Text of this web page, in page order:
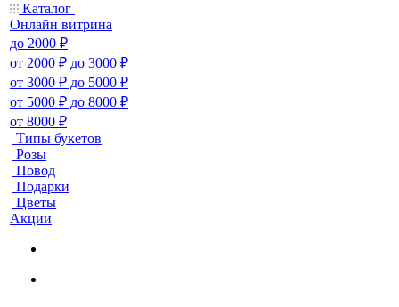
Каталог
Онлайн витрина
до 2000 ₽
от 2000 ₽ до 3000 ₽
от 3000 ₽ до 5000 ₽
от 5000 ₽ до 8000 ₽
от 8000 ₽
Типы букетов
Розы
Повод
Подарки
Цветы
Акции